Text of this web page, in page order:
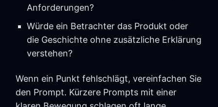
Anforderungen?
Würde ein Betrachter das Produkt oder
die Geschichte ohne zusätzliche Erklärung
verstehen?
Wenn ein Punkt fehlschlägt, vereinfachen Sie
den Prompt. Kürzere Prompts mit einer